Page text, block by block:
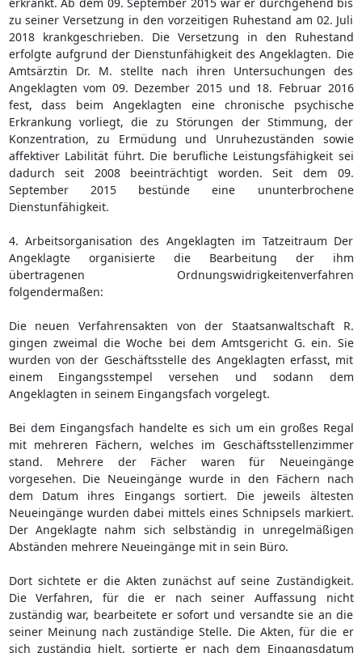
zu seiner Versetzung in den vorzeitigen Ruhestand am 02. Juli
2018 krankgeschrieben. Die Versetzung in den Ruhestand
erfolgte aufgrund der Dienstunfähigkeit des Angeklagten. Die
Amtsärztin Dr. M. stellte nach ihren Untersuchungen des
Angeklagten vom 09. Dezember 2015 und 18. Februar 2016
fest, dass beim Angeklagten eine chronische psychische
Erkrankung vorliegt, die zu Störungen der Stimmung, der
Konzentration, zu Ermüdung und Unruhezuständen sowie
affektiver Labilität führt. Die berufliche Leistungsfähigkeit sei
dadurch seit 2008 beeinträchtigt worden. Seit dem 09.
September 2015 bestünde eine ununterbrochene
Dienstunfähigkeit.
4. Arbeitsorganisation des Angeklagten im Tatzeitraum Der
Angeklagte organisierte die Bearbeitung der ihm
übertragenen Ordnungswidrigkeitenverfahren
folgendermaßen:
Die neuen Verfahrensakten von der Staatsanwaltschaft R.
gingen zweimal die Woche bei dem Amtsgericht G. ein. Sie
wurden von der Geschäftsstelle des Angeklagten erfasst, mit
einem Eingangsstempel versehen und sodann dem
Angeklagten in seinem Eingangsfach vorgelegt.
Bei dem Eingangsfach handelte es sich um ein großes Regal
mit mehreren Fächern, welches im Geschäftsstellenzimmer
stand. Mehrere der Fächer waren für Neueingänge
vorgesehen. Die Neueingänge wurde in den Fächern nach
dem Datum ihres Eingangs sortiert. Die jeweils ältesten
Neueingänge wurden dabei mittels eines Schnipsels markiert.
Der Angeklagte nahm sich selbständig in unregelmäßigen
Abständen mehrere Neueingänge mit in sein Büro.
Dort sichtete er die Akten zunächst auf seine Zuständigkeit.
Die Verfahren, für die er nach seiner Auffassung nicht
zuständig war, bearbeitete er sofort und versandte sie an die
seiner Meinung nach zuständige Stelle. Die Akten, für die er
sich zuständig hielt, sortierte er nach dem Eingangsdatum